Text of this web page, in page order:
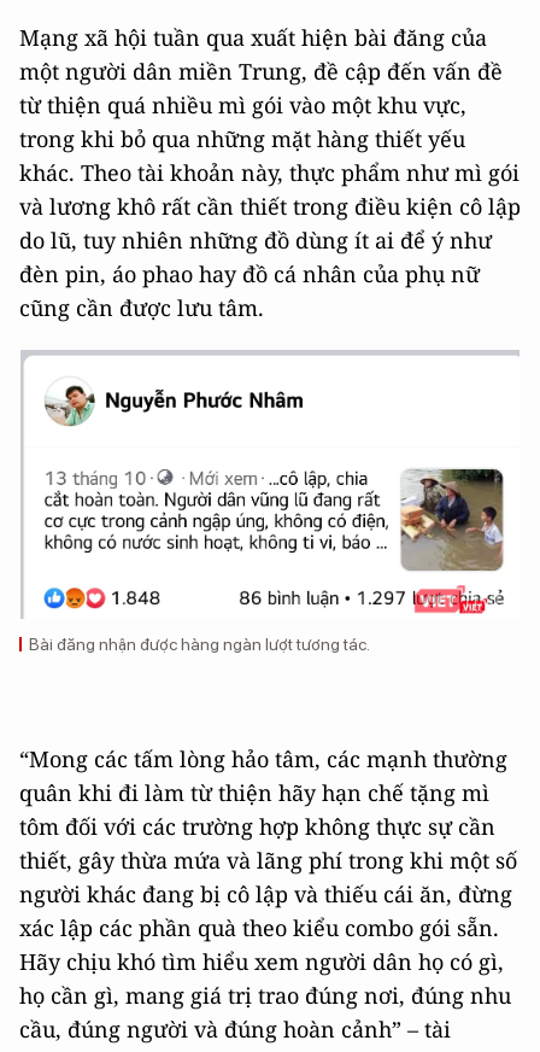
Mạng xã hội tuần qua xuất hiện bài đăng của
một người dân miền Trung, đề cập đến vấn đề
từ thiện quá nhiều mì gói vào một khu vực,
trong khi bỏ qua những mặt hàng thiết yếu
khác. Theo tài khoản này, thực phẩm như mì gói
và lương khô rất cần thiết trong điều kiện cô lập
do lũ, tuy nhiên những đồ dùng ít ai để ý như
đèn pin, áo phao hay đồ cá nhân của phụ nữ
cũng cần được lưu tâm.
Bài đăng nhận được hàng ngàn lượt tương tác.
“Mong các tấm lòng hảo tâm, các mạnh thường
quân khi đi làm từ thiện hãy hạn chế tặng mì
tôm đối với các trường hợp không thực sự cần
thiết, gây thừa mứa và lãng phí trong khi một số
người khác đang bị cô lập và thiếu cái ăn, đừng
xác lập các phần quà theo kiểu combo gói sẵn.
Hãy chịu khó tìm hiểu xem người dân họ có gì,
họ cần gì, mang giá trị trao đúng nơi, đúng nhu
cầu, đúng người và đúng hoàn cảnh” – tài